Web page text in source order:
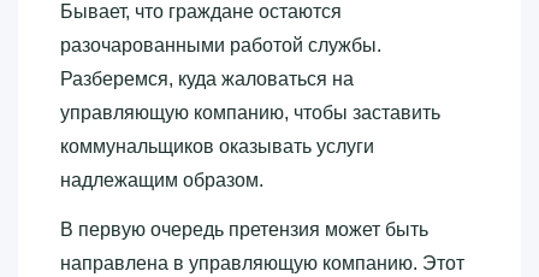
Бывает, что граждане остаются
разочарованными работой службы.
Разберемся, куда жаловаться на
управляющую компанию, чтобы заставить
коммунальщиков оказывать услуги
надлежащим образом.
В первую очередь претензия может быть
направлена в управляющую компанию. Этот